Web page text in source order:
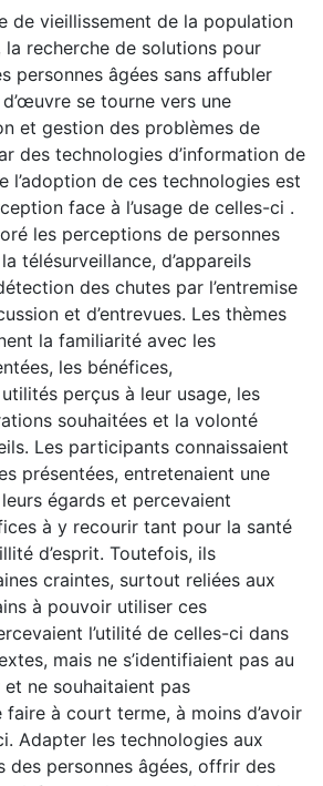
de vieillissement de la population
recherche de solutions pour
personnes âgées sans affubler
se tourne vers une
et gestion des problèmes de
des technologies d’information de
l’adoption de ces technologies est
face à l’usage de celles-ci .
les perceptions de personnes
télésurveillance, d’appareils
des chutes par l’entremise
et d’entrevues. Les thèmes
la familiarité avec les
les bénéfices,
perçus à leur usage, les
souhaitées et la volonté
Les participants connaissaient
présentées, entretenaient une
égards et percevaient
à y recourir tant pour la santé
d’esprit. Toutefois, ils
craintes, surtout reliées aux
à pouvoir utiliser ces
l’utilité de celles-ci dans
mais ne s’identifiaient pas au
et ne souhaitaient pas
faire à court terme, à moins d’avoir
Adapter les technologies aux
des personnes âgées, offrir des